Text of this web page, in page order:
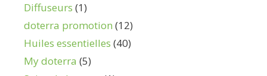
Diffuseurs (1)
doterra promotion (12)
Huiles essentielles (40)
My doterra (5)